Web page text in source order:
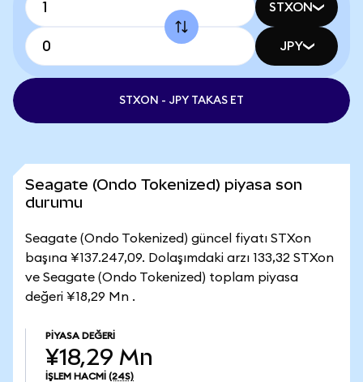
STXON
JPY
STXON - JPY TAKAS ET
Seagate (Ondo Tokenized) piyasa son
durumu
Seagate (Ondo Tokenized) güncel fiyatı STXon
başına ¥137.247,09. Dolaşımdaki arzı 133,32 STXon
ve Seagate (Ondo Tokenized) toplam piyasa
değeri ¥18,29 Mn .
PIYASA DEĞERI
¥18,29 Mn
İŞLEM HACMI (24S)